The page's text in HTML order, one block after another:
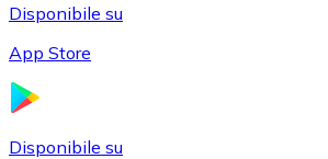
Disponibile su
App Store
Disponibile su